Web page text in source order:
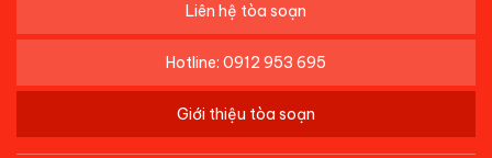
Liên hệ tòa soạn
Hotline: 0912 953 695
Giới thiệu tòa soạn